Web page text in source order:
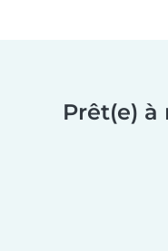
Prêt(e) à